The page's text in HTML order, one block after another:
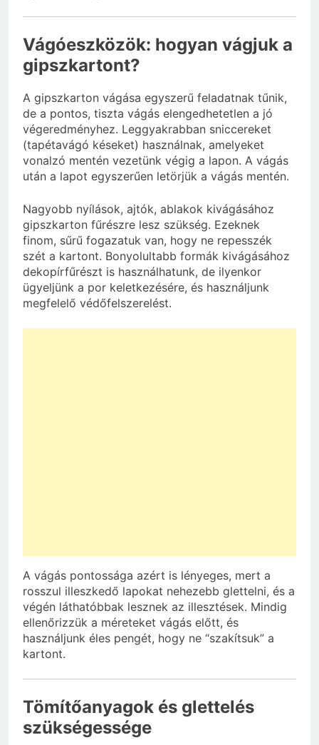
Vágóeszközök: hogyan vágjuk a
gipszkartont?
A gipszkarton vágása egyszerű feladatnak tűnik,
de a pontos, tiszta vágás elengedhetetlen a jó
végeredményhez. Leggyakrabban sniccereket
(tapétavágó késeket) használnak, amelyeket
vonalzó mentén vezetünk végig a lapon. A vágás
után a lapot egyszerűen letörjük a vágás mentén.
Nagyobb nyílások, ajtók, ablakok kivágásához
gipszkarton fűrészre lesz szükség. Ezeknek
finom, sűrű fogazatuk van, hogy ne repesszék
szét a kartont. Bonyolultabb formák kivágásához
dekopírfűrészt is használhatunk, de ilyenkor
ügyeljünk a por keletkezésére, és használjunk
megfelelő védőfelszerelést.
A vágás pontossága azért is lényeges, mert a
rosszul illeszkedő lapokat nehezebb glettelni, és a
végén láthatóbbak lesznek az illesztések. Mindig
ellenőrizzük a méreteket vágás előtt, és
használjunk éles pengét, hogy ne “szakítsuk” a
kartont.
Tömítőanyagok és glettelés
szükségessége